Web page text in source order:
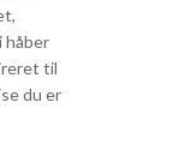
håber
til
du er